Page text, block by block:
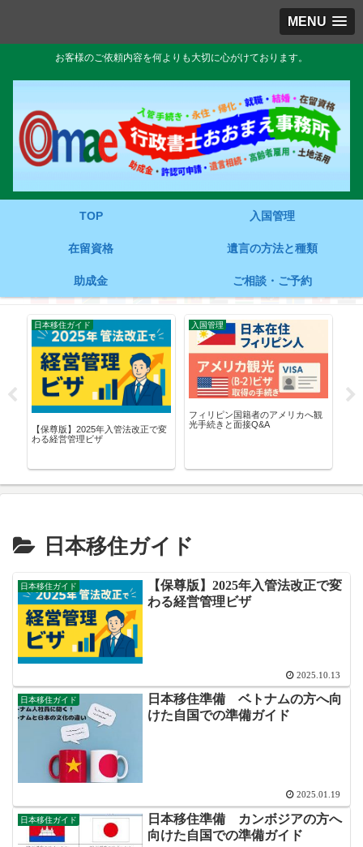
MENU
お客様のご依頼内容を何よりも大切に心がけております。
TOP 入国管理
在留資格 遺言の方法と種類
助成金 ご相談・ご予約
日本移住ガイド
【保尊版】2025年入管法改正で変
わる経営管理ビザ
入国管理
フィリピン国籍者のアメリカへ観
光手続きと面接Q&A
日本移住ガイド
日本移住ガイド
【保尊版】2025年入管法改正で変
わる経営管理ビザ
2025.10.13
日本移住ガイド
日本移住準備 ベトナムの方へ向
けた自国での準備ガイド
2025.01.19
日本移住ガイド
日本移住準備 カンボジアの方へ
向けた自国での準備ガイド